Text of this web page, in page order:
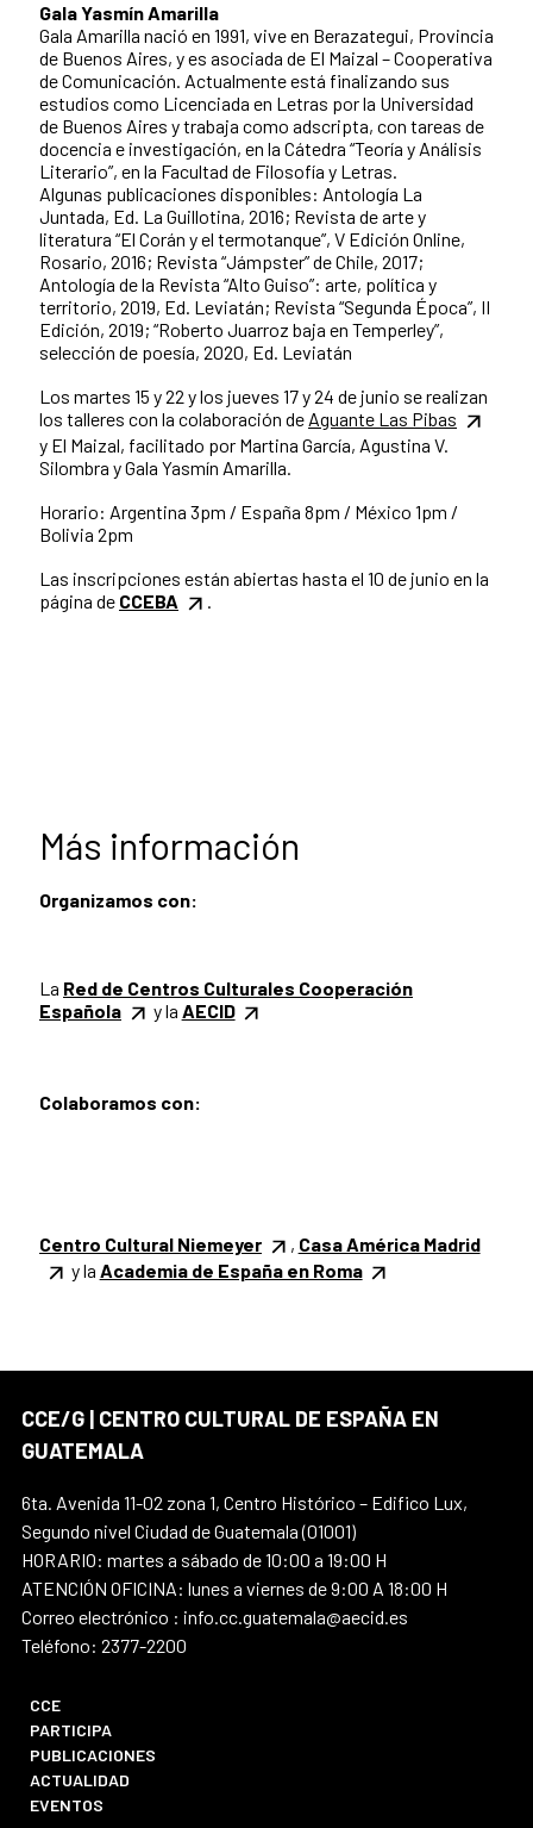
Gala Yasmín Amarilla
Gala Amarilla nació en 1991, vive en Berazategui, Provincia
de Buenos Aires, y es asociada de El Maizal – Cooperativa
de Comunicación. Actualmente está finalizando sus
estudios como Licenciada en Letras por la Universidad
de Buenos Aires y trabaja como adscripta, con tareas de
docencia e investigación, en la Cátedra “Teoría y Análisis
Literario”, en la Facultad de Filosofía y Letras.
Algunas publicaciones disponibles: Antología La
Juntada, Ed. La Guillotina, 2016; Revista de arte y
literatura “El Corán y el termotanque”, V Edición Online,
Rosario, 2016; Revista “Jámpster” de Chile,​ 2017;
Antología de la Revista “Alto Guiso”: arte, política y
territorio, 2019, Ed. Leviatán; Revista “Segunda Época”, II
Edición, 2019; “Roberto Juarroz baja en Temperley”,
selección de poesía, 2020, Ed. Leviatán
Los martes 15 y 22 y los jueves 17 y 24 de junio se realizan
los talleres con la colaboración de Aguante Las Pibas
y El Maizal, facilitado por Martina García, Agustina V.
Silombra y Gala Yasmín Amarilla.
Horario: Argentina 3pm / España 8pm / México 1pm /
Bolivia 2pm
Las inscripciones están abiertas hasta el 10 de junio en la
página de CCEBA .
Más información
Organizamos con:
La Red de Centros Culturales Cooperación
Española
y la AECID
Colaboramos con:
Centro Cultural Niemeyer , Casa América Madrid
y la Academia de España en Roma
CCE/G | CENTRO CULTURAL DE ESPAÑA EN
GUATEMALA
6ta. Avenida 11-02 zona 1, Centro Histórico – Edifico Lux,
Segundo nivel Ciudad de Guatemala (01001)
HORARIO: martes a sábado de 10:00 a 19:00 H
ATENCIÓN OFICINA: lunes a viernes de 9:00 A 18:00 H
Correo electrónico : info.cc.guatemala@aecid.es
Teléfono: 2377-2200
CCE
PARTICIPA
PUBLICACIONES
ACTUALIDAD
EVENTOS